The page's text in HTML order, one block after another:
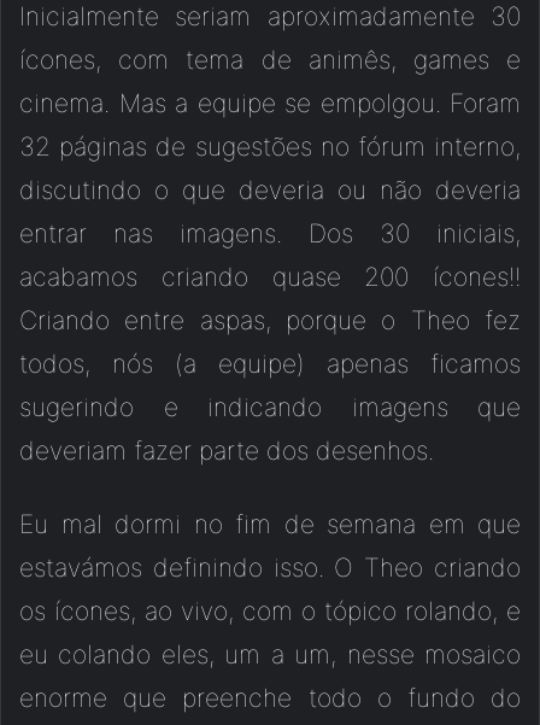
Inicialmente seriam aproximadamente 30
ícones, com tema de animês, games e
cinema. Mas a equipe se empolgou. Foram
32 páginas de sugestões no fórum interno,
discutindo o que deveria ou não deveria
entrar nas imagens. Dos 30 iniciais,
acabamos criando quase 200 ícones!!
Criando entre aspas, porque o Theo fez
todos, nós (a equipe) apenas ficamos
sugerindo e indicando imagens que
deveriam fazer parte dos desenhos.
Eu mal dormi no fim de semana em que
estavámos definindo isso. O Theo criando
os ícones, ao vivo, com o tópico rolando, e
eu colando eles, um a um, nesse mosaico
enorme que preenche todo o fundo do